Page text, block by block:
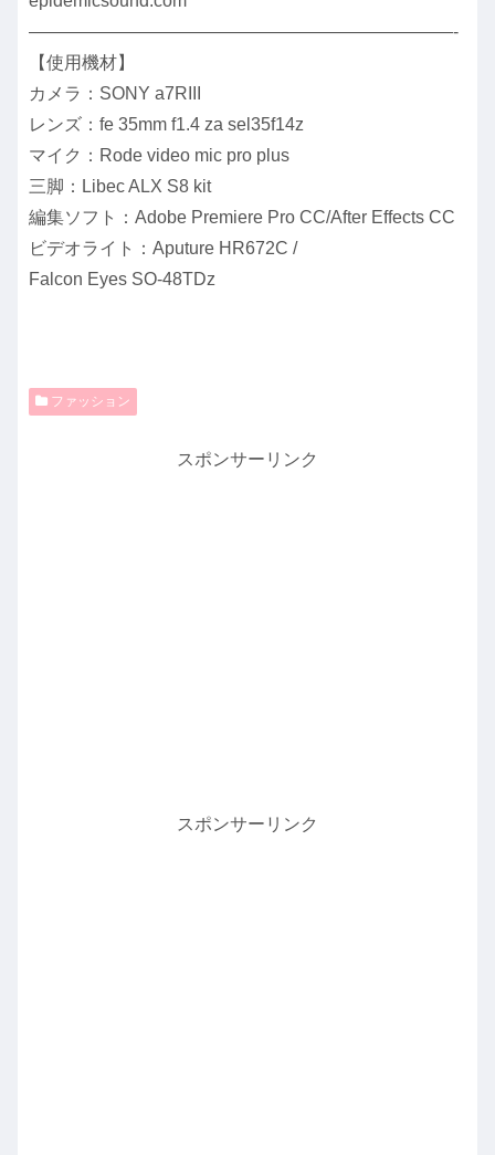
————————————————————————-
【使用機材】
カメラ：SONY a7RIII
レンズ：fe 35mm f1.4 za sel35f14z
マイク：Rode video mic pro plus
三脚：Libec ALX S8 kit
編集ソフト：Adobe Premiere Pro CC/After Effects CC
ビデオライト：Aputure HR672C /
Falcon Eyes SO-48TDz
ファッション
スポンサーリンク
スポンサーリンク